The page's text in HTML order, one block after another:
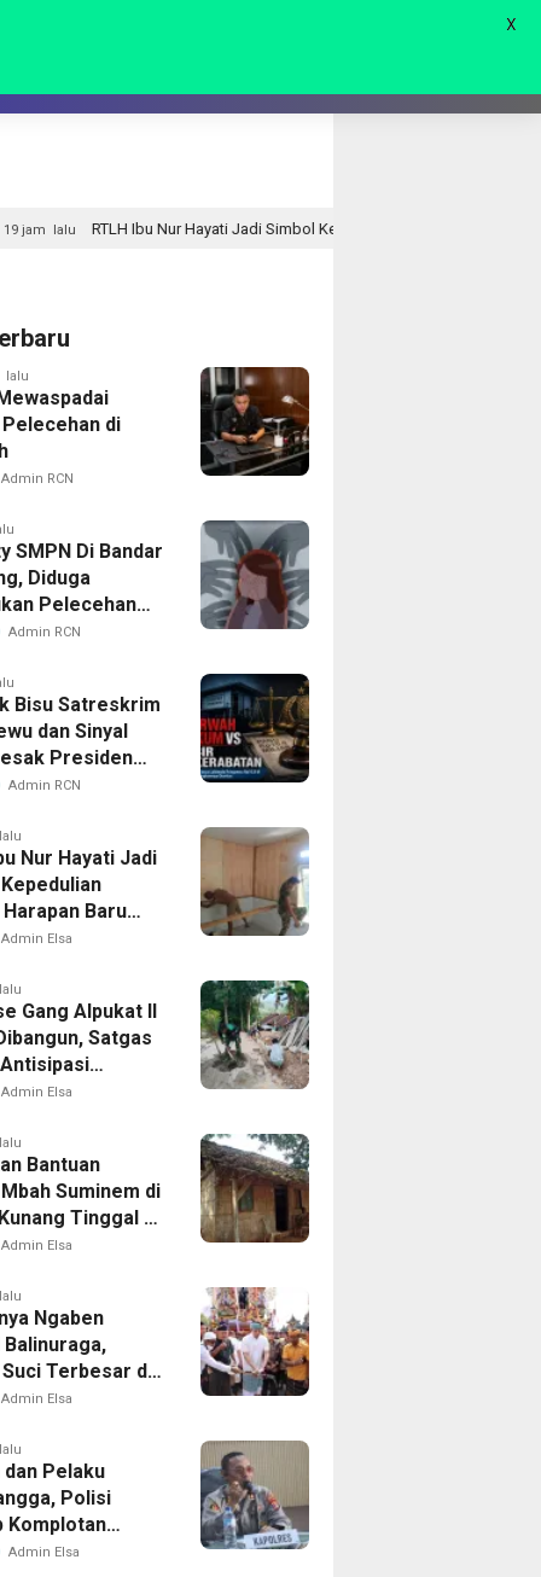
Nur Hayati Jadi Simbol Kepedulian TMMD, Harapan Baru Tumbuh di Bukit
lalu
di
Admin RCN
SMPN Di Bandar
Diduga
Pelecehan
Puluhan Siswi
Admin RCN
Bisu Satreskrim
dan Sinyal
Presiden
Kotak Pandora
Admin RCN
Nur Hayati Jadi
Baru
di Bukit Pinang
Admin Elsa
Gang Alpukat II
Satgas
dan Banjir
Admin Elsa
Bantuan
Suminem di
Tinggal di
Tanpa
Admin Elsa
Ngaben
Terbesar di
yang
Ikatan
Admin Elsa
dan Pelaku
Polisi
Komplotan
di Delapan
Admin Elsa
X